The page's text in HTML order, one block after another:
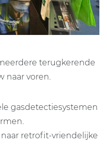
terugkerende
naar voren.
gasdetectiesystemen
retrofit-vriendelijke